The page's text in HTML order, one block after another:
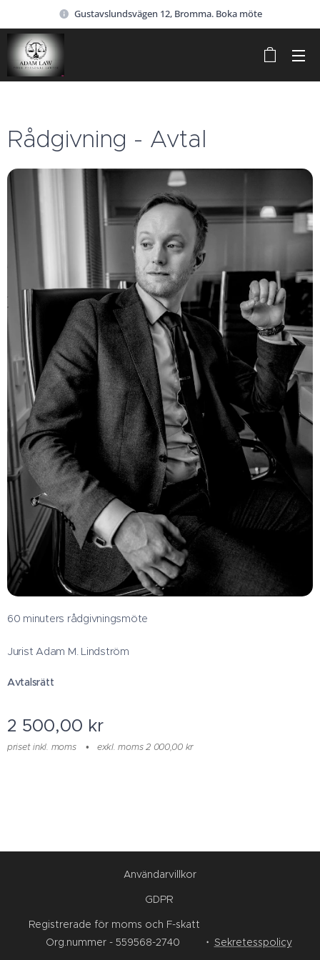
Gustavslundsvägen 12, Bromma. Boka möte
Rådgivning - Avtal
60 minuters rådgivningsmöte
Jurist Adam M. Lindström
Avtalsrätt
2 500,00 kr
priset inkl. moms exkl. moms 2 000,00 kr
Användarvillkor
GDPR
Registrerade för moms och F-skatt
Org.nummer - 559568-2740
Sekretesspolicy